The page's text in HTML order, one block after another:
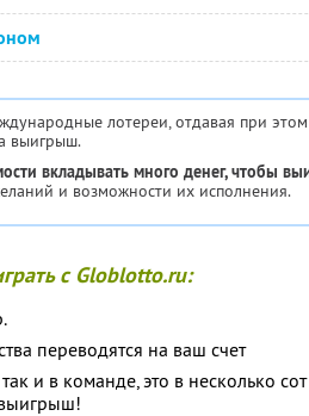
лотереи, отдавая при
выигрыш.
вкладывать много денег, чтобы
и возможности их исполнения.
с Globlotto.ru:
переводятся на ваш счет
и в команде, это в несколько